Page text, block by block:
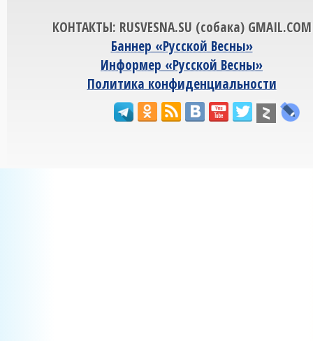
КОНТАКТЫ: RUSVESNA.SU (собака) GMAIL.COM
Баннер «Русской Весны»
Информер «Русской Весны»
Политика конфиденциальности